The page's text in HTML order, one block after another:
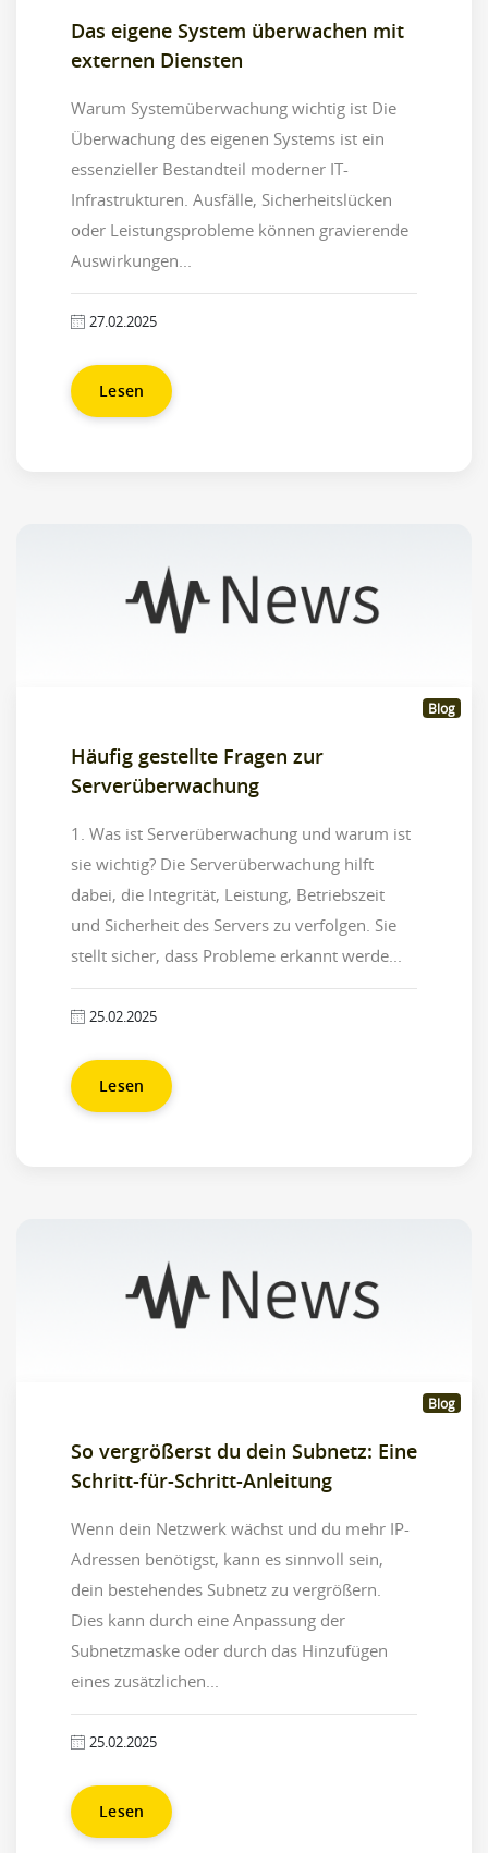
Das eigene System überwachen mit
externen Diensten
Warum Systemüberwachung wichtig ist Die
Überwachung des eigenen Systems ist ein
essenzieller Bestandteil moderner IT-
Infrastrukturen. Ausfälle, Sicherheitslücken
oder Leistungsprobleme können gravierende
Auswirkungen...
27.02.2025
Lesen
Blog
Häufig gestellte Fragen zur
Serverüberwachung
1. Was ist Serverüberwachung und warum ist
sie wichtig? Die Serverüberwachung hilft
dabei, die Integrität, Leistung, Betriebszeit
und Sicherheit des Servers zu verfolgen. Sie
stellt sicher, dass Probleme erkannt werde...
25.02.2025
Lesen
Blog
So vergrößerst du dein Subnetz: Eine
Schritt-für-Schritt-Anleitung
Wenn dein Netzwerk wächst und du mehr IP-
Adressen benötigst, kann es sinnvoll sein,
dein bestehendes Subnetz zu vergrößern.
Dies kann durch eine Anpassung der
Subnetzmaske oder durch das Hinzufügen
eines zusätzlichen...
25.02.2025
Lesen